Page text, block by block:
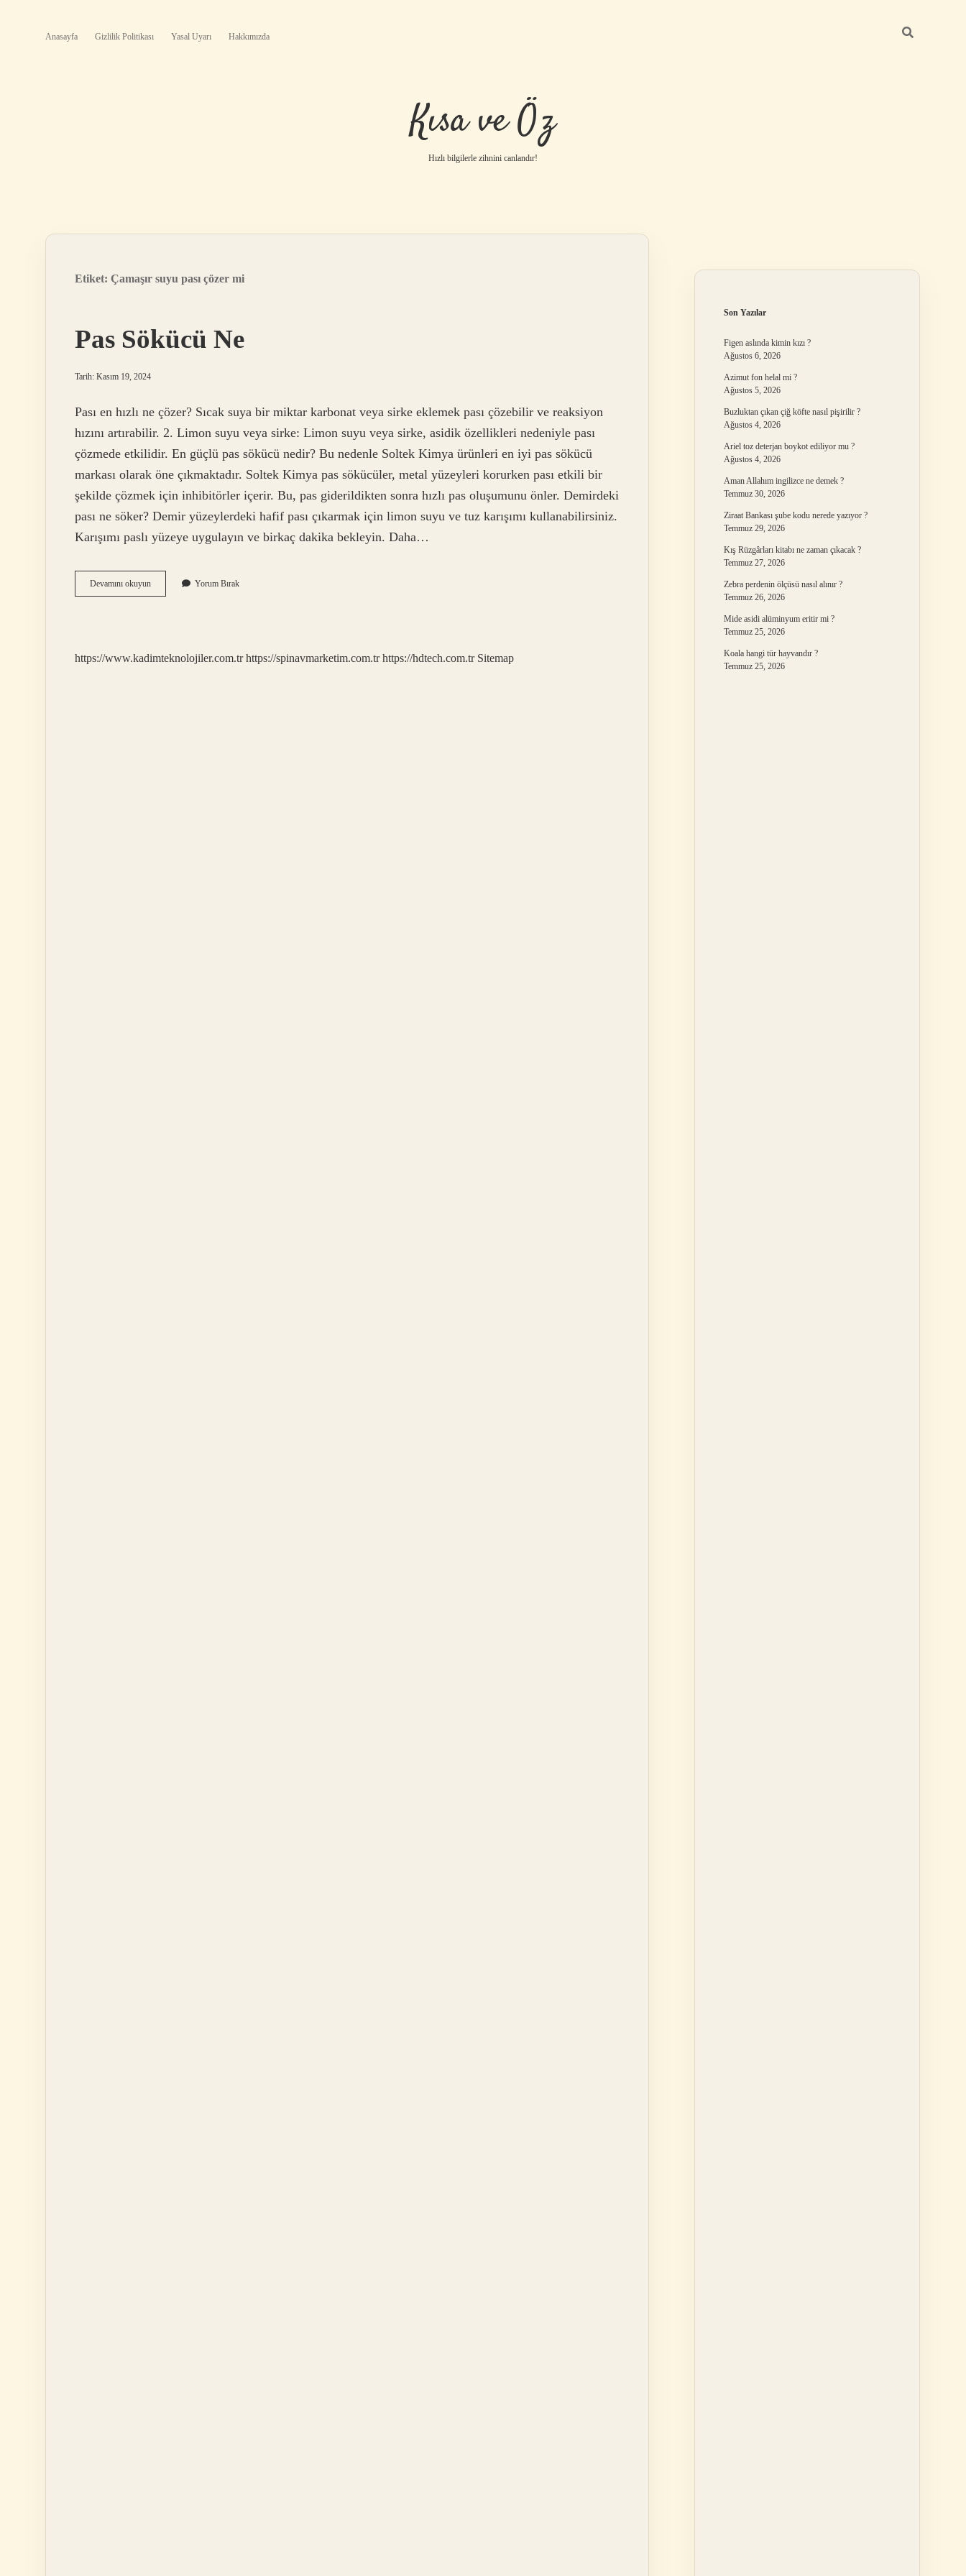
Anasayfa Gizlilik Politikası Yasal Uyarı Hakkımızda
Kısa ve Öz
Hızlı bilgilerle zihnini canlandır!
Etiket: Çamaşır suyu pası çözer mi
Pas Sökücü Ne
Tarih: Kasım 19, 2024
Pası en hızlı ne çözer? Sıcak suya bir miktar karbonat veya sirke eklemek pası çözebilir ve reaksiyon
hızını artırabilir. 2. Limon suyu veya sirke: Limon suyu veya sirke, asidik özellikleri nedeniyle pası
çözmede etkilidir. En güçlü pas sökücü nedir? Bu nedenle Soltek Kimya ürünleri en iyi pas sökücü
markası olarak öne çıkmaktadır. Soltek Kimya pas sökücüler, metal yüzeyleri korurken pası etkili bir
şekilde çözmek için inhibitörler içerir. Bu, pas giderildikten sonra hızlı pas oluşumunu önler. Demirdeki
pası ne söker? Demir yüzeylerdeki hafif pası çıkarmak için limon suyu ve tuz karışımı kullanabilirsiniz.
Karışımı paslı yüzeye uygulayın ve birkaç dakika bekleyin. Daha…
Devamını okuyunPas
Sökücü
Yorum Bırak
https://www.kadimteknolojiler.com.tr https://spinavmarketim.com.tr https://hdtech.com.tr Sitemap
Son Yazılar
Figen aslında kimin kızı ?
Ağustos 6, 2026
Azimut fon helal mi ?
Ağustos 5, 2026
Buzluktan çıkan çiğ köfte nasıl pişirilir ?
Ağustos 4, 2026
Ariel toz deterjan boykot ediliyor mu ?
Ağustos 4, 2026
Aman Allahım ingilizce ne demek ?
Temmuz 30, 2026
Ziraat Bankası şube kodu nerede yazıyor ?
Temmuz 29, 2026
Kış Rüzgârları kitabı ne zaman çıkacak ?
Temmuz 27, 2026
Zebra perdenin ölçüsü nasıl alınır ?
Temmuz 26, 2026
Mide asidi alüminyum eritir mi ?
Temmuz 25, 2026
Koala hangi tür hayvandır ?
Temmuz 25, 2026